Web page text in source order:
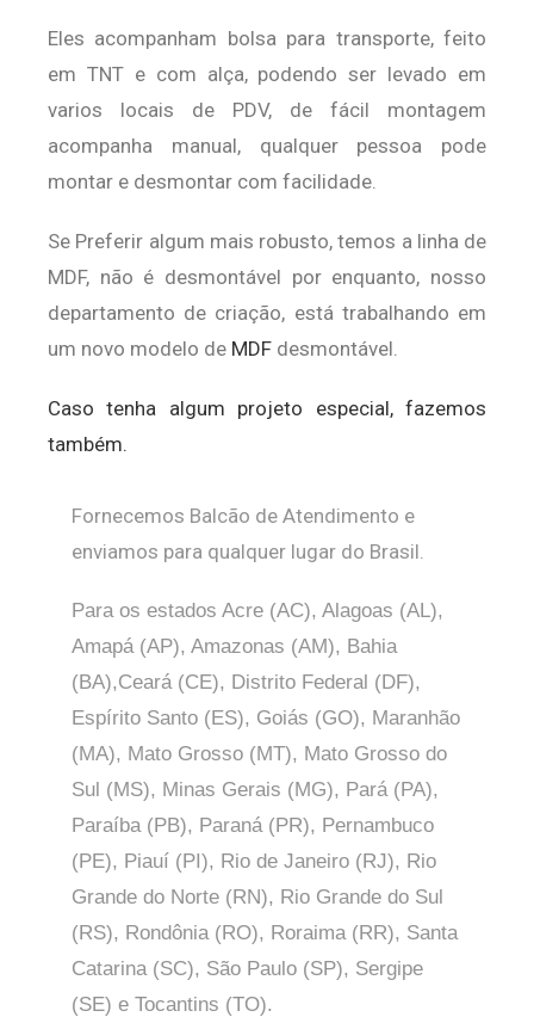
Eles acompanham bolsa para transporte, feito
em TNT e com alça, podendo ser levado em
varios locais de PDV, de fácil montagem
acompanha manual, qualquer pessoa pode
montar e desmontar com facilidade.
Se Preferir algum mais robusto, temos a linha de
MDF, não é desmontável por enquanto, nosso
departamento de criação, está trabalhando em
um novo modelo de MDF desmontável.
Caso tenha algum projeto especial, fazemos
também.
Fornecemos Balcão de Atendimento e
enviamos para qualquer lugar do Brasil.
Para os estados Acre (AC), Alagoas (AL),
Amapá (AP), Amazonas (AM), Bahia
(BA),Ceará (CE), Distrito Federal (DF),
Espírito Santo (ES), Goiás (GO), Maranhão
(MA), Mato Grosso (MT), Mato Grosso do
Sul (MS), Minas Gerais (MG), Pará (PA),
Paraíba (PB), Paraná (PR), Pernambuco
(PE), Piauí (PI), Rio de Janeiro (RJ), Rio
Grande do Norte (RN), Rio Grande do Sul
(RS), Rondônia (RO), Roraima (RR), Santa
Catarina (SC), São Paulo (SP), Sergipe
(SE) e Tocantins (TO).